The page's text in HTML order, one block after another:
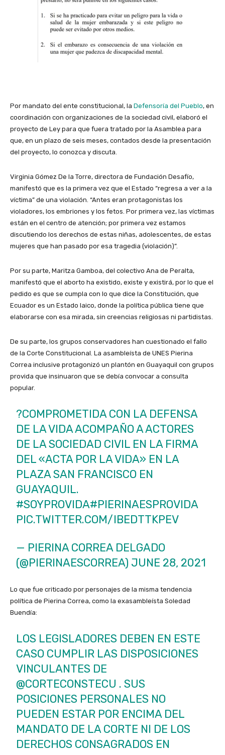
Por mandato del ente constitucional, la Defensoría del Pueblo, en
coordinación con organizaciones de la sociedad civil, elaboró el
proyecto de Ley para que fuera tratado por la Asamblea para
que, en un plazo de seis meses, contados desde la presentación
del proyecto, lo conozca y discuta.
Virginia Gómez De la Torre, directora de Fundación Desafío,
manifestó que es la primera vez que el Estado “regresa a ver a la
víctima” de una violación. “Antes eran protagonistas los
violadores, los embriones y los fetos. Por primera vez, las víctimas
están en el centro de atención; por primera vez estamos
discutiendo los derechos de estas niñas, adolescentes, de estas
mujeres que han pasado por esa tragedia (violación)”.
Por su parte, Maritza Gamboa, del colectivo Ana de Peralta,
manifestó que el aborto ha existido, existe y existirá, por lo que el
pedido es que se cumpla con lo que dice la Constitución, que
Ecuador es un Estado laico, donde la política pública tiene que
elaborarse con esa mirada, sin creencias religiosas ni partidistas.
De su parte, los grupos conservadores han cuestionado el fallo
de la Corte Constitucional. La asambleísta de UNES Pierina
Correa inclusive protagonizó un plantón en Guayaquil con grupos
provida que insinuaron que se debía convocar a consulta
popular.
?COMPROMETIDA CON LA DEFENSA
DE LA VIDA ACOMPAÑO A ACTORES
DE LA SOCIEDAD CIVIL EN LA FIRMA
DEL «ACTA POR LA VIDA» EN LA
PLAZA SAN FRANCISCO EN
GUAYAQUIL.
#SOYPROVIDA#PIERINAESPROVIDA
PIC.TWITTER.COM/IBEDTTKPEV
— PIERINA CORREA DELGADO
(@PIERINAESCORREA) JUNE 28, 2021
Lo que fue criticado por personajes de la misma tendencia
política de Pierina Correa, como la exasambleísta Soledad
Buendía:
LOS LEGISLADORES DEBEN EN ESTE
CASO CUMPLIR LAS DISPOSICIONES
VINCULANTES DE
@CORTECONSTECU . SUS
POSICIONES PERSONALES NO
PUEDEN ESTAR POR ENCIMA DEL
MANDATO DE LA CORTE NI DE LOS
DERECHOS CONSAGRADOS EN